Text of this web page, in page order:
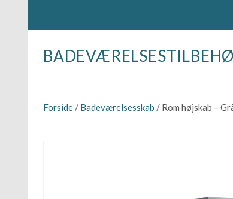
Forside / Badeværelsesskab / Rom højskab –